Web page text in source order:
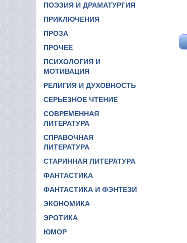
ПОЭЗИЯ И ДРАМАТУРГИЯ
ПРИКЛЮЧЕНИЯ
ПРОЗА
ПРОЧЕЕ
ПСИХОЛОГИЯ И
МОТИВАЦИЯ
РЕЛИГИЯ И ДУХОВНОСТЬ
СЕРЬЕЗНОЕ ЧТЕНИЕ
СОВРЕМЕННАЯ
ЛИТЕРАТУРА
СПРАВОЧНАЯ
ЛИТЕРАТУРА
СТАРИННАЯ ЛИТЕРАТУРА
ФАНТАСТИКА
ФАНТАСТИКА И ФЭНТЕЗИ
ЭКОНОМИКА
ЭРОТИКА
ЮМОР